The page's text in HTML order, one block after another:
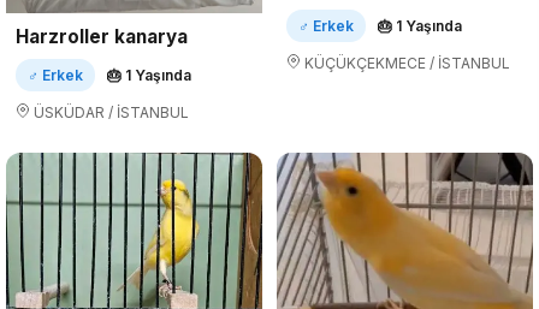
Harzroller kanarya
♂ Erkek 🎂 1 Yaşında
ÜSKÜDAR / İSTANBUL
♂ Erkek 🎂 1 Yaşında
KÜÇÜKÇEKMECE / İSTANBUL